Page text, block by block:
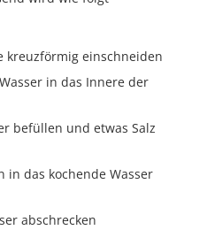
kreuzförmig einschneiden
in das Innere der
befüllen und etwas Salz
in das kochende Wasser
abschrecken